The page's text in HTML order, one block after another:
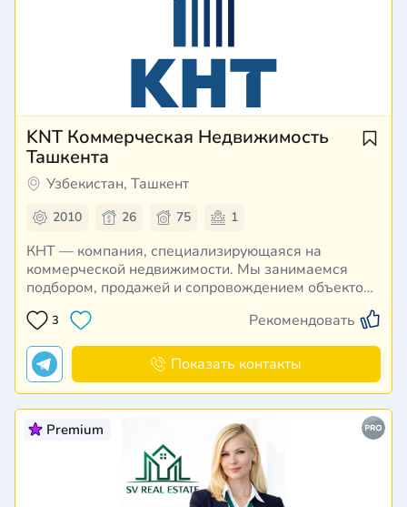
KNT Коммерческая Недвижимость
Ташкента
Узбекистан, Ташкент
2010 26 75 1
КНТ — компания, специализирующаяся на
коммерческой недвижимости. Мы занимаемся
подбором, продажей и сопровождением объектов,
предлагая эффективные решения для бизнеса.
КНТ — это надёжность, прозрачность и
ориентация на результат.
3 Рекомендовать
Показать контакты
Premium